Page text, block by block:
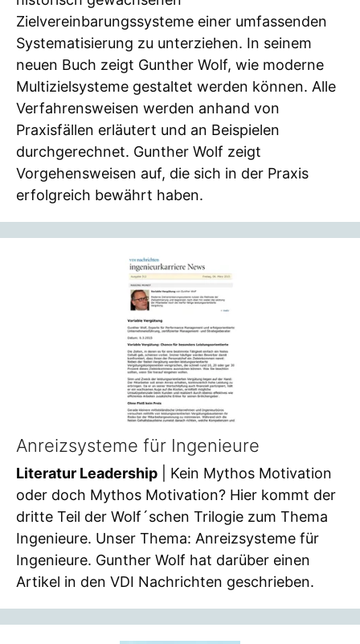
Zielvereinbarungssysteme einer umfassenden
Systematisierung zu unterziehen. In seinem
neuen Buch zeigt Gunther Wolf, wie moderne
Multizielsysteme gestaltet werden können. Alle
Verfahrensweisen werden anhand von
Praxisfällen erläutert und an Beispielen
durchgerechnet. Gunther Wolf zeigt
Vorgehensweisen auf, die sich in der Praxis
erfolgreich bewährt haben.
Anreizsysteme für Ingenieure
Literatur Leadership | Kein Mythos Motivation
oder doch Mythos Motivation? Hier kommt der
dritte Teil der Wolf´schen Trilogie zum Thema
Ingenieure. Unser Thema: Anreizsysteme für
Ingenieure. Gunther Wolf hat darüber einen
Artikel in den VDI Nachrichten geschrieben.